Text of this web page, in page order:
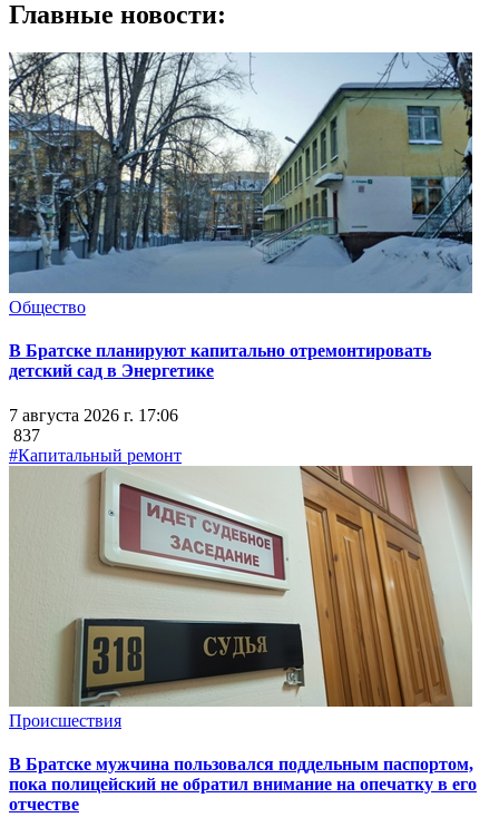
Главные новости:
Общество
В Братске планируют капитально отремонтировать
детский сад в Энергетике
7 августа 2026 г. 17:06
837
#Капитальный ремонт
Происшествия
В Братске мужчина пользовался поддельным паспортом,
пока полицейский не обратил внимание на опечатку в его
отчестве